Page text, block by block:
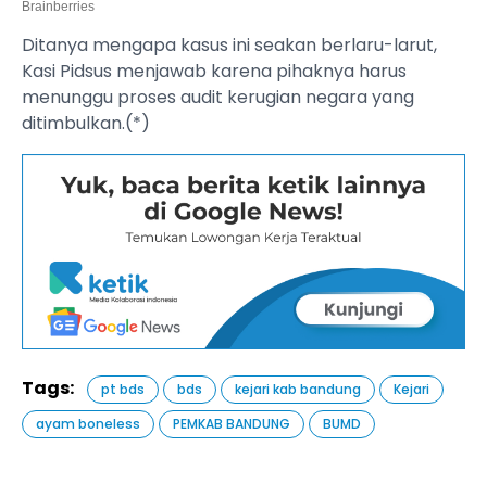
Ditanya mengapa kasus ini seakan berlaru-larut,
Kasi Pidsus menjawab karena pihaknya harus
menunggu proses audit kerugian negara yang
ditimbulkan.(*)
Tags: pt bds bds kejari kab bandung
Kejari
ayam boneless
PEMKAB BANDUNG BUMD